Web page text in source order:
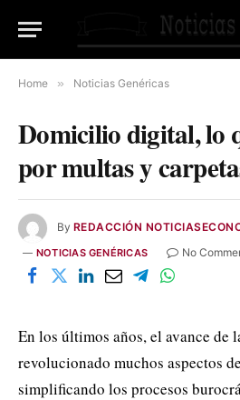
Home » Noticias Genéricas
Domicilio digital, lo
por multas y
By REDACCIÓN
NOTICIAS GENÉRICAS No
En los últimos años, el avance de
revolucionado muchos aspectos
simplificando los procesos